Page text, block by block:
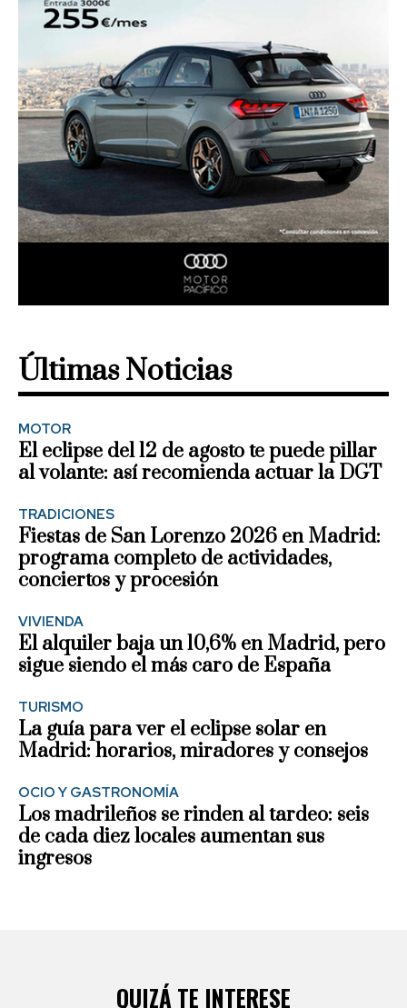
Últimas Noticias
MOTOR
El eclipse del 12 de agosto te puede pillar
al volante: así recomienda actuar la DGT
TRADICIONES
Fiestas de San Lorenzo 2026 en Madrid:
programa completo de actividades,
conciertos y procesión
VIVIENDA
El alquiler baja un 10,6% en Madrid, pero
sigue siendo el más caro de España
TURISMO
La guía para ver el eclipse solar en
Madrid: horarios, miradores y consejos
OCIO Y GASTRONOMÍA
Los madrileños se rinden al tardeo: seis
de cada diez locales aumentan sus
ingresos
QUIZÁ TE INTERESE